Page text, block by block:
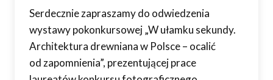
Serdecznie zapraszamy do odwiedzenia
wystawy pokonkursowej „W ułamku sekundy.
Architektura drewniana w Polsce – ocalić
od zapomnienia”, prezentującej prace